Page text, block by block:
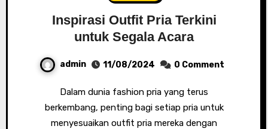
Inspirasi Outfit Pria Terkini
untuk Segala Acara
admin 11/08/2024 0 Comment
Dalam dunia fashion pria yang terus
berkembang, penting bagi setiap pria untuk
menyesuaikan outfit pria mereka dengan